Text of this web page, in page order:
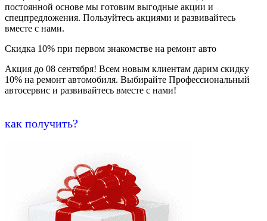
постоянной основе мы готовим выгодные акции и
спецпредложения. Пользуйтесь акциями и развивайтесь
вместе с нами.
Скидка 10% при первом знакомстве на ремонт авто
Акция до 08 сентября! Всем новым клиентам дарим скидку
10% на ремонт автомобиля. Выбирайте Профессиональный
автосервис и развивайтесь вместе с нами!
как получить?